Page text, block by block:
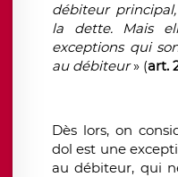
débiteur
la dette. Mais
exceptions qui
au débiteur» (art.
Dès lors, on
dol est une
au débiteur, qui